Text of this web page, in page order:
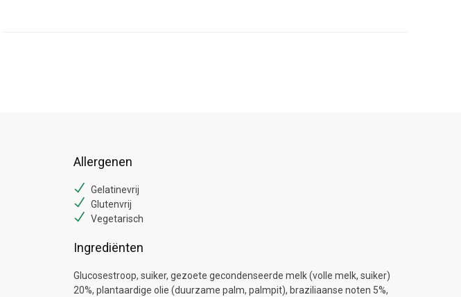
Allergenen
Gelatinevrij
Glutenvrij
Vegetarisch
Ingrediënten
Glucosestroop, suiker, gezoete gecondenseerde melk (volle melk, suiker)
20%, plantaardige olie (duurzame palm, palmpit), braziliaanse noten 5%,